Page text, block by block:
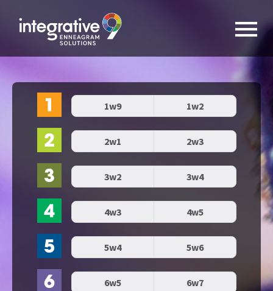
1w9 1w2
2w1 2w3
3w2 3w4
4w3 4w5
5w4 5w6
6w5 6w7